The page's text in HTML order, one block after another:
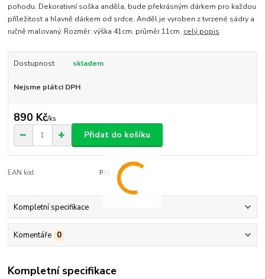
pohodu. Dekorativní soška anděla, bude překrásným dárkem pro každou
příležitost a hlavně dárkem od srdce. Anděl je vyroben z tvrzené sádry a
ručně malovaný. Rozměr: výška 41cm, průměr 11cm. celý popis
Dostupnost skladem
Nejsme plátci DPH
890 Kč/ks
Přidat do košíku
EAN kód: PH
Kompletní specifikace
Komentáře 0
Kompletní specifikace